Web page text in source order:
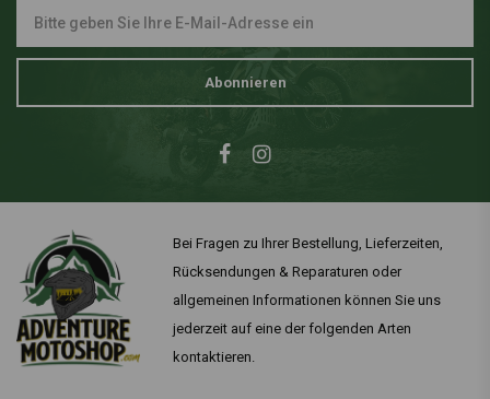
Abonnieren
Bei Fragen zu Ihrer Bestellung, Lieferzeiten,
Rücksendungen & Reparaturen oder
allgemeinen Informationen können Sie uns
jederzeit auf eine der folgenden Arten
kontaktieren.